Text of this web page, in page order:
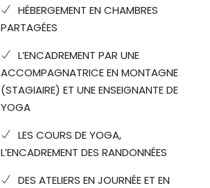
HÉBERGEMENT EN CHAMBRES
PARTAGÉES
L’ENCADREMENT PAR UNE
ACCOMPAGNATRICE EN MONTAGNE
(STAGIAIRE) ET UNE ENSEIGNANTE DE
YOGA
LES COURS DE YOGA,
L’ENCADREMENT DES RANDONNÉES
DES ATELIERS EN JOURNÉE ET EN